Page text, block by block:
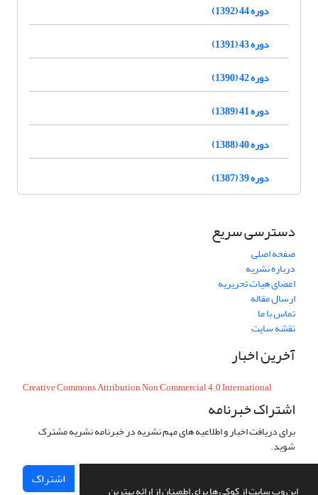
این وب سایت از کوکی ها برای اطمینان از ارائه بهترین
دوره 44 (1392)
دوره 43 (1391)
دوره 42 (1390)
دوره 41 (1389)
دوره 40 (1388)
دوره 39 (1387)
دسترسی سریع
صفحه اصلی
درباره نشریه
اعضای هیات تحریریه
ارسال مقاله
تماس با ما
نقشه سایت
آخرین اخبار
Creative Commons Attribution Non Commercial 4.0 International
اشتراک خبرنامه
برای دریافت اخبار و اطلاعیه های مهم نشریه در خبرنامه نشریه مشترک
شوید.
اشتراک